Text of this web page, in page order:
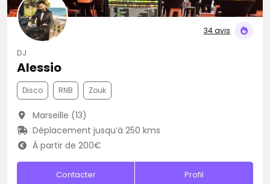
34 avis
DJ
Alessio
Disco RNB Zouk
Marseille (13)
Déplacement jusqu’à 250 kms
À partir de 200€
Contacter Profil